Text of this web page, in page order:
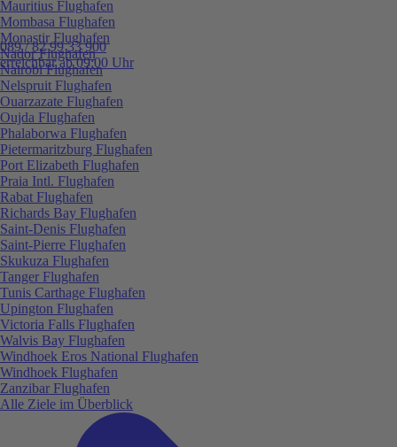
089 / 82 99 33 900
erreichbar ab 09:00 Uhr
Mauritius Flughafen
Mombasa Flughafen
Monastir Flughafen
Nador Flughafen
Nairobi Flughafen
Nelspruit Flughafen
Ouarzazate Flughafen
Oujda Flughafen
Phalaborwa Flughafen
Pietermaritzburg Flughafen
Port Elizabeth Flughafen
Praia Intl. Flughafen
Rabat Flughafen
Richards Bay Flughafen
Saint-Denis Flughafen
Saint-Pierre Flughafen
Skukuza Flughafen
Tanger Flughafen
Tunis Carthage Flughafen
Upington Flughafen
Victoria Falls Flughafen
Walvis Bay Flughafen
Windhoek Eros National Flughafen
Windhoek Flughafen
Zanzibar Flughafen
Alle Ziele im Überblick